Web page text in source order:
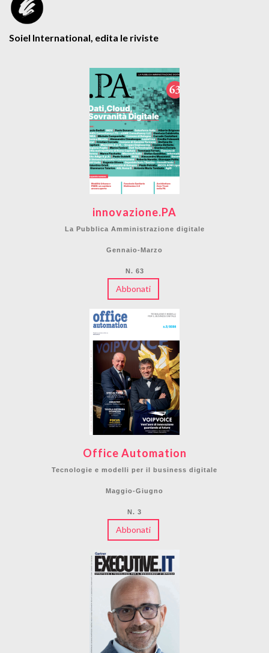
Soiel International, edita le riviste
innovazione.PA
La Pubblica Amministrazione digitale
Gennaio-Marzo
N. 63
Abbonati
Office Automation
Tecnologie e modelli per il business digitale
Maggio-Giugno
N. 3
Abbonati